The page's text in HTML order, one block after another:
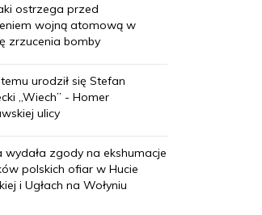
ostrzega przed
wojną atomową w
zrzucenia bomby
urodził się Stefan
„Wiech” - Homer
ulicy
wydała zgody na ekshumacje
polskich ofiar w Hucie
i Ugłach na Wołyniu